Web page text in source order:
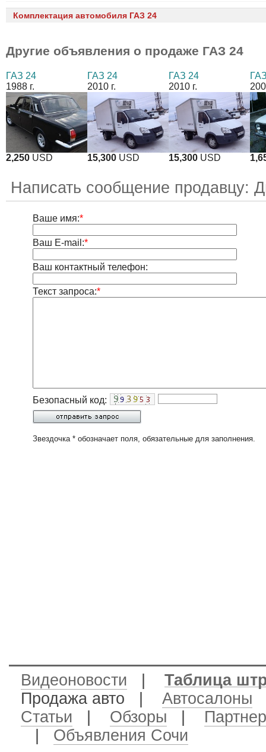
Комплектация автомобиля ГАЗ 24
Другие объявления о продаже ГАЗ 24
ГАЗ 24
1988 г.
2,250 USD
ГАЗ 24
2010 г.
15,300 USD
ГАЗ 24
2010 г.
15,300 USD
Написать сообщение продавцу:
Ваше имя:*
Ваш E-mail:*
Ваш контактный телефон:
Текст запроса:*
Безопасный код:
Звездочка * обозначает поля, обязательные для заполнения.
Видеоновости
Таблица
Продажа авто
Автосалоны
Статьи
Обзоры
Объявления Сочи